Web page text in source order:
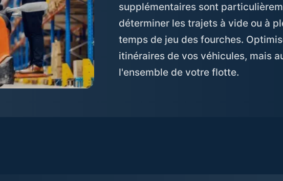
supplémentaires sont
déterminer les trajets à vide ou à
temps de jeu des fourches.
itinéraires de vos véhicules, mais
l'ensemble de votre flotte.